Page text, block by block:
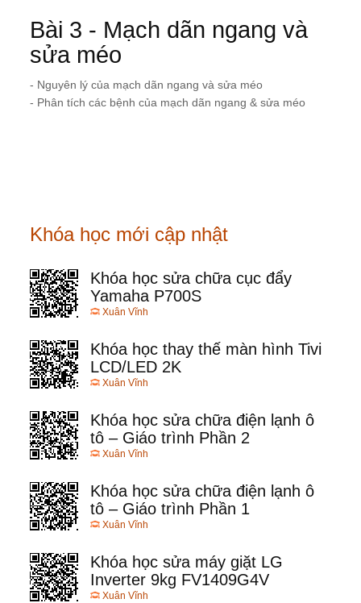
Bài 3 - Mạch dãn ngang và
sửa méo
- Nguyên lý của mạch dãn ngang và sửa méo
- Phân tích các bệnh của mạch dãn ngang & sửa méo
Khóa học mới cập nhật
Khóa học sửa chữa cục đẩy
Yamaha P700S
Xuân Vĩnh
Khóa học thay thế màn hình Tivi
LCD/LED 2K
Xuân Vĩnh
Khóa học sửa chữa điện lạnh ô
tô – Giáo trình Phần 2
Xuân Vĩnh
Khóa học sửa chữa điện lạnh ô
tô – Giáo trình Phần 1
Xuân Vĩnh
Khóa học sửa máy giặt LG
Inverter 9kg FV1409G4V
Xuân Vĩnh